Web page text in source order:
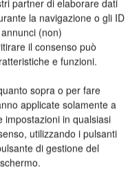
partner di elaborare dati
la navigazione o gli ID
(non)
il consenso può
e funzioni.
sopra o per fare
applicate solamente a
impostazioni in qualsiasi
utilizzando i pulsanti
di gestione del